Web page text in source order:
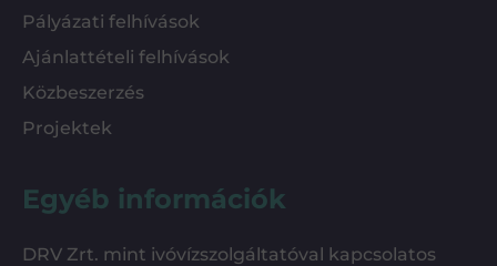
Pályázati felhívások
Ajánlattételi felhívások
Közbeszerzés
Projektek
Egyéb információk
DRV Zrt. mint ivóvízszolgáltatóval kapcsolatos